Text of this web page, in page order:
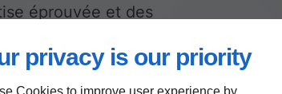
privacy is our priority
Cookies to improve user experience by
éprouvée et des